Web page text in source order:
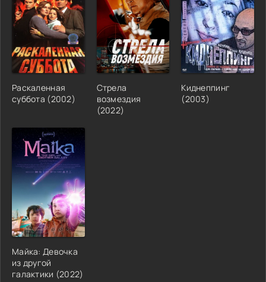
Раскаленная
суббота (2002)
Стрела
возмездия
(2022)
Киднеппинг
(2003)
Майка: Девочка
из другой
галактики (2022)